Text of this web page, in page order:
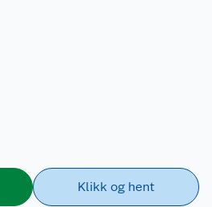
Klikk og hent